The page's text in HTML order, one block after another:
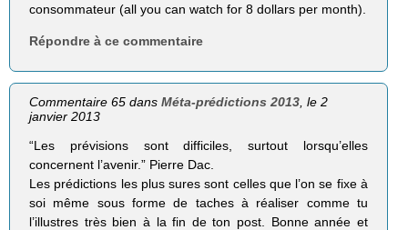
consommateur (all you can watch for 8 dollars per month).
Répondre à ce commentaire
Commentaire 65 dansMéta-prédictions 2013 , le 2
janvier 2013
“Les prévisions sont difficiles, surtout lorsqu’elles
concernent l’avenir.” Pierre Dac.
Les prédictions les plus sures sont celles que l’on se fixe à
soi même sous forme de taches à réaliser comme tu
l’illustres très bien à la fin de ton post. Bonne année et